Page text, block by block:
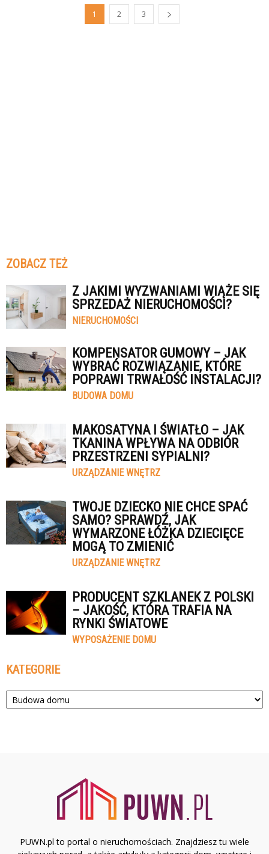
1 2 3
ZOBACZ TEŻ
Z JAKIMI WYZWANIAMI WIĄŻE SIĘ
SPRZEDAŻ NIERUCHOMOŚCI?
NIERUCHOMOŚCI
KOMPENSATOR GUMOWY – JAK
WYBRAĆ ROZWIĄZANIE, KTÓRE
POPRAWI TRWAŁOŚĆ INSTALACJI?
BUDOWA DOMU
MAKOSATYNA I ŚWIATŁO – JAK
TKANINA WPŁYWA NA ODBIÓR
PRZESTRZENI SYPIALNI?
URZĄDZANIE WNĘTRZ
TWOJE DZIECKO NIE CHCE SPAĆ
SAMO? SPRAWDŹ, JAK
WYMARZONE ŁÓŻKA DZIECIĘCE
MOGĄ TO ZMIENIĆ
URZĄDZANIE WNĘTRZ
PRODUCENT SZKLANEK Z POLSKI
– JAKOŚĆ, KTÓRA TRAFIA NA
RYNKI ŚWIATOWE
WYPOSAŻENIE DOMU
KATEGORIE
Kategorie
PUWN.pl to portal o nieruchomościach. Znajdziesz tu wiele